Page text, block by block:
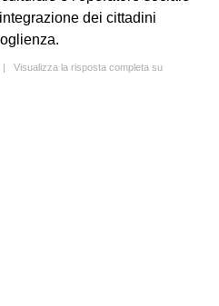
dei cittadini
| Visualizza la risposta completa su